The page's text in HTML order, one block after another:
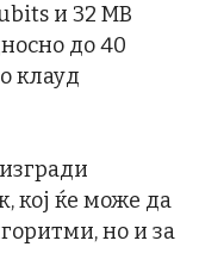
и 32 MB
до 40
клауд
кој ќе може да
но и за